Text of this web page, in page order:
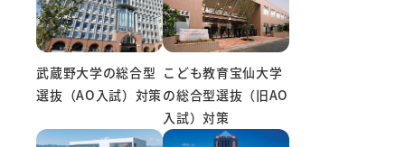
武蔵野大学の総合型
選抜（AO入試）対策
こども教育宝仙大学
の総合型選抜（旧AO
入試）対策